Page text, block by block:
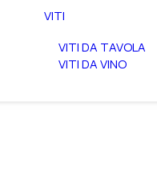
VITI
VITI DA TAVOLA
VITI DA VINO